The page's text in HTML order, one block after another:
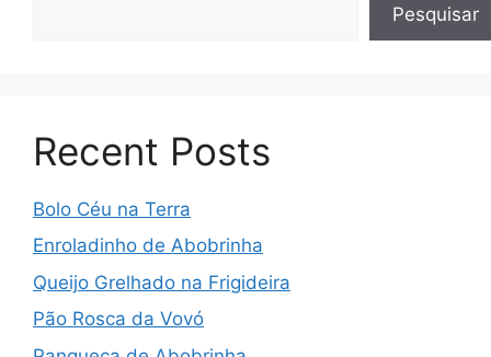
Pesquisar
Recent Posts
Bolo Céu na Terra
Enroladinho de Abobrinha
Queijo Grelhado na Frigideira
Pão Rosca da Vovó